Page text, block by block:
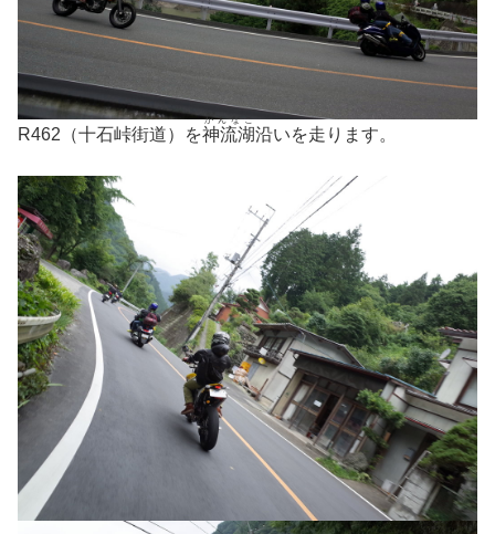
R462（十石峠街道）を神流湖
かんなこ
沿いを走ります。